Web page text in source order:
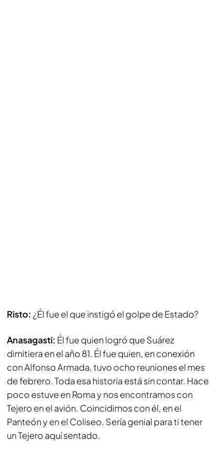
Risto: ¿Él fue el que instigó el golpe de Estado?
Anasagasti: Él fue quien logró que Suárez
dimitiera en el año 81. Él fue quien, en conexión
con Alfonso Armada, tuvo ocho reuniones el mes
de febrero. Toda esa historia está sin contar. Hace
poco estuve en Roma y nos encontramos con
Tejero en el avión. Coincidimos con él, en el
Panteón y en el Coliseo. Sería genial para ti tener
un Tejero aquí sentado.